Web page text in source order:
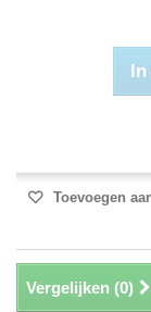
In
Toevoegen
Vergelijken (0)